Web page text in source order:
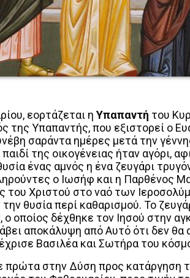
εορτάζεται η Υπαπαντή του
της Υπαπαντής, που εξιστορεί ο
σαράντα ημέρες μετά την
της οικογένειας ήταν αγόρι,
ένας αμνός η ένα ζευγάρι
ο Ιωσήφ και η Παρθένος
του Χριστού στο ναό των
θυσία περί καθαρισμού. Το
οποίος δέχθηκε τον Ιησού στην
αποκάλυψη από Αυτό ότι δεν θα
Βασιλέα και Σωτήρα του
πρώτα στην Δύση προς κατάργηση